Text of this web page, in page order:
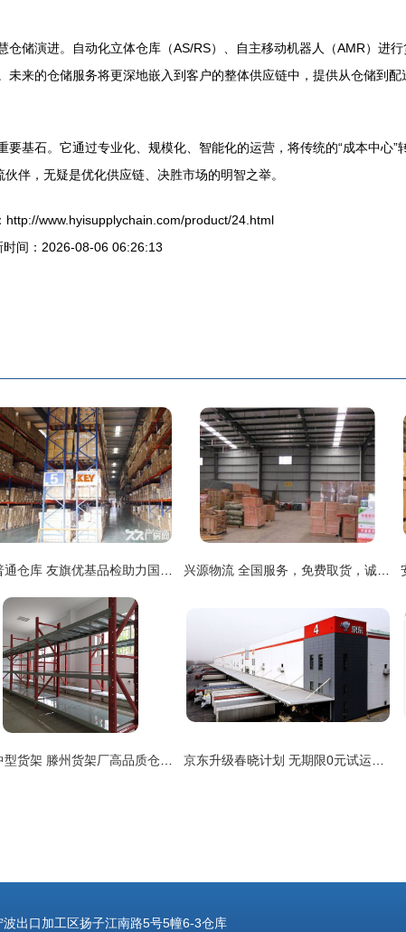
储演进。自动化立体仓库（AS/RS）、自主移动机器人（AMR）进
来的仓储服务将更深地嵌入到客户的整体供应链中，提供从仓储到
基石。它通过专业化、规模化、智能化的运营，将传统的“成本中心
伴，无疑是优化供应链、决胜市场的明智之举。
http://www.hyisupplychain.com/product/24.html
时间：2026-08-06 06:26:13
出口加工区扬子江南路5号5幢6-3仓库